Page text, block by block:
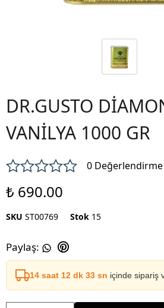
DR.GUSTO
VANİLYA 1000 GR
0 Değerlendirme
₺ 690.00
SKU ST00769 Stok 15
Paylaş:
14 saat 12 dk 33 sn içinde sipariş